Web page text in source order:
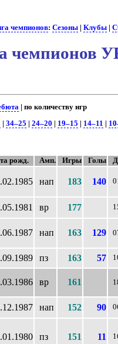
чемпионов:Сезоны |Клубы |
чемпионов
| по количеству игр
|34–25 |24–20 | 19–15 | 14–11 |
рожд. Амп. Игры Голы
нап 183 140
вр 177
нап 163 129
пз 163 57
вр 161
нап 152 90
пз 151 11